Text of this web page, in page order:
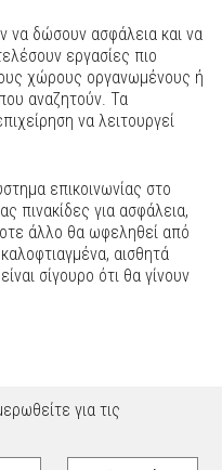
να δώσουν ασφάλεια και να
εργασίες πιο
χώρους οργανωμένους ή
αναζητούν. Τα
να λειτουργεί
επικοινωνίας στο
πινακίδες για ασφάλεια,
άλλο θα ωφεληθεί από
αισθητά
σίγουρο ότι θα γίνουν
για τις